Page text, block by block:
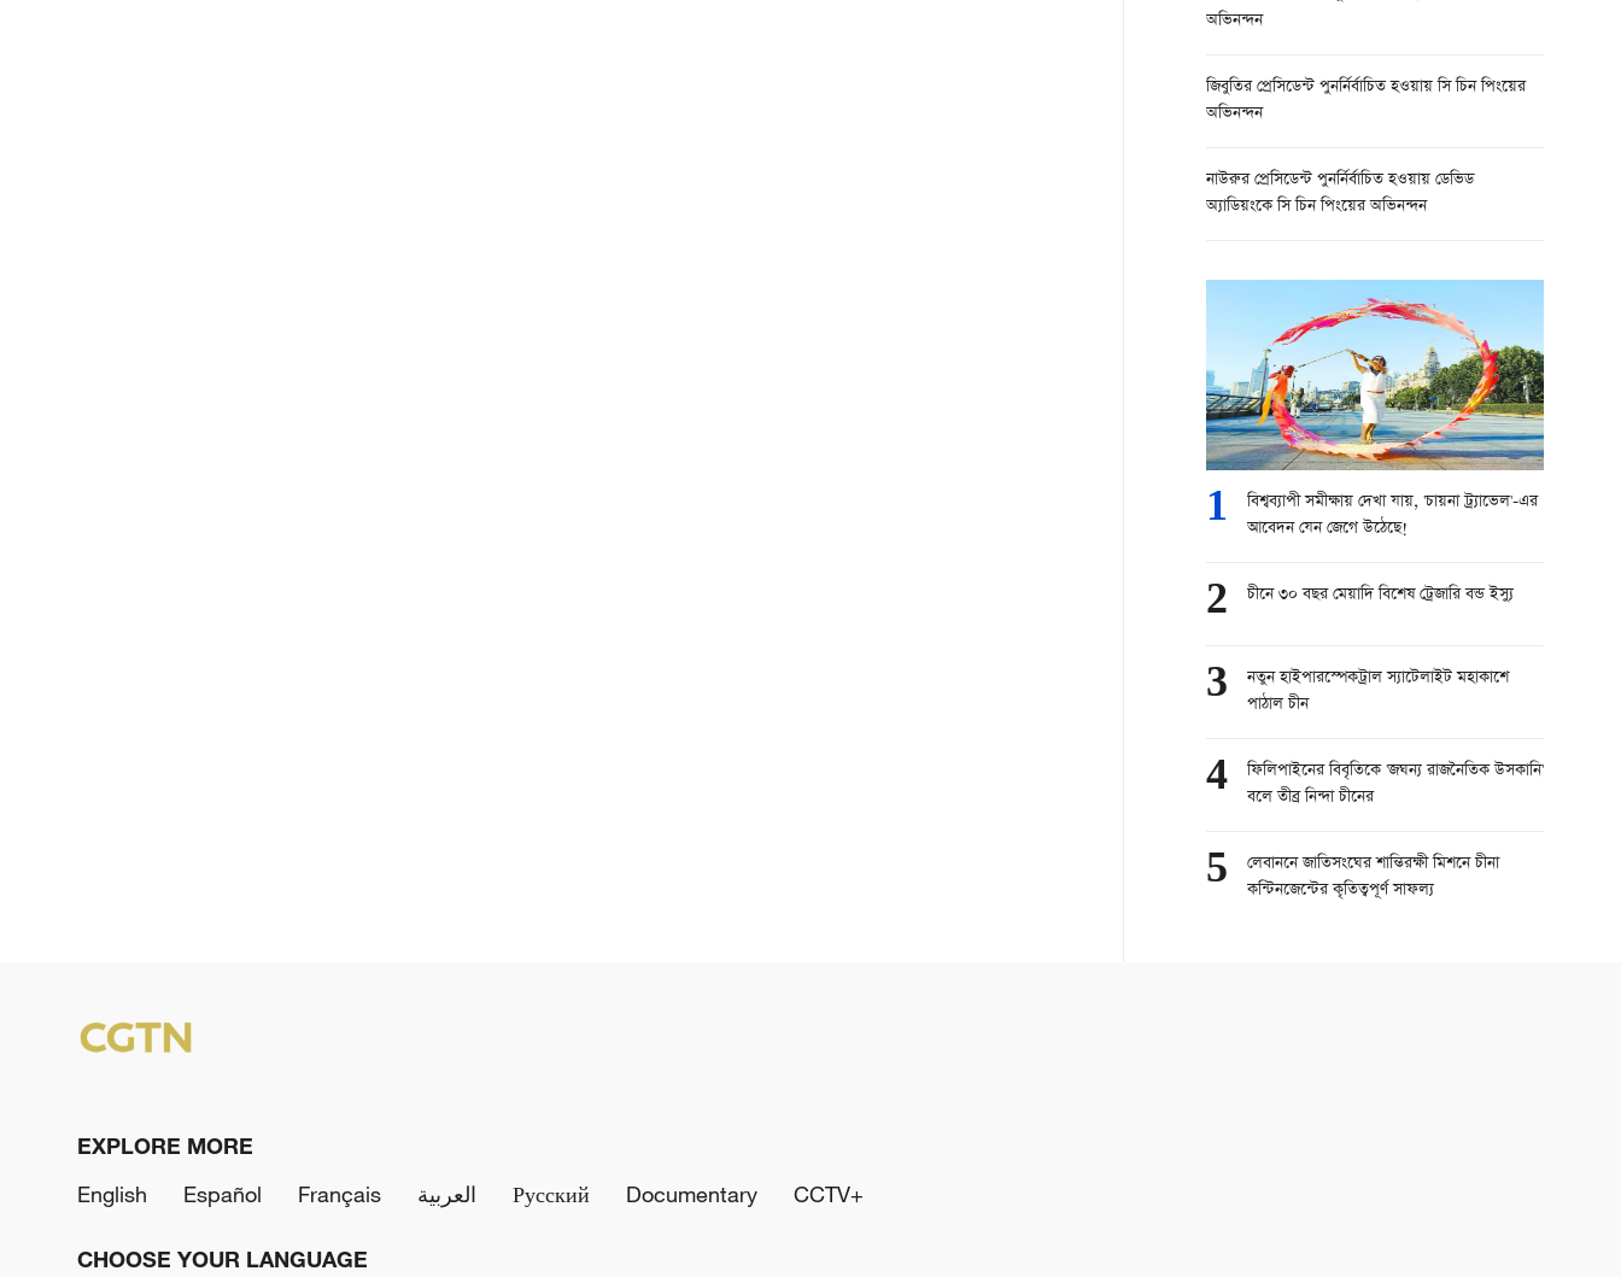
অভিনন্দন
জিবুতির প্রেসিডেন্ট পুনর্নির্বাচিত হওয়ায় সি চিন পিংয়ের
অভিনন্দন
নাউরুর প্রেসিডেন্ট পুনর্নির্বাচিত হওয়ায় ডেভিড
অ্যাডিয়ংকে সি চিন পিংয়ের অভিনন্দন
1
বিশ্বব্যাপী সমীক্ষায় দেখা যায়, 'চায়না ট্র্যাভেল'-এর
আবেদন যেন জেগে উঠেছে!
2 চীনে ৩০ বছর মেয়াদি বিশেষ ট্রেজারি বন্ড ইস্যু
3
নতুন হাইপারস্পেকট্রাল স্যাটেলাইট মহাকাশে
পাঠাল চীন
4
ফিলিপাইনের বিবৃতিকে 'জঘন্য রাজনৈতিক উসকানি'
বলে তীব্র নিন্দা চীনের
5
লেবাননে জাতিসংঘের শান্তিরক্ষী মিশনে চীনা
কন্টিনজেন্টের কৃতিত্বপূর্ণ সাফল্য
EXPLORE MORE
English
Español Français العربية Русский Documentary CCTV+
CHOOSE YOUR LANGUAGE